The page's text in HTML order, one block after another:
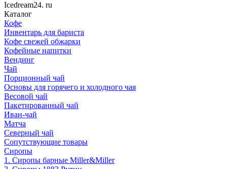
Icedream24. ru
Каталог
Кофе
Инвентарь для бариста
Кофе свежей обжарки
Кофейные напитки
Вендинг
Чай
Порционный чай
Основы для горячего и холодного чая
Весовой чай
Пакетированный чай
Иван-чай
Матча
Северный чай
Сопутствующие товары
Сиропы
1. Сиропы барные Miller&Miller